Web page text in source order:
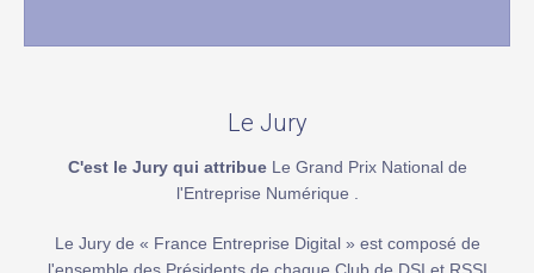
Le Jury
C'est le Jury qui attribueLe Grand Prix National de
l'Entreprise Numérique .
Le Jury de « France Entreprise Digital » est composé de